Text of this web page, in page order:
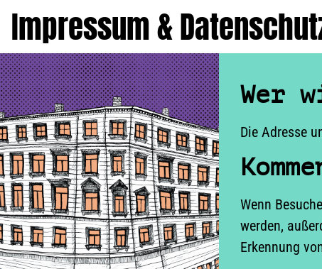
Impressum &
Wer
Die Adresse
Wenn
werden,
Erkennung